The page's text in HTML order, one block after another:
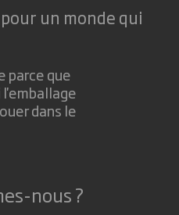
un monde qui
parce que
l'emballage
dans le
nous ?